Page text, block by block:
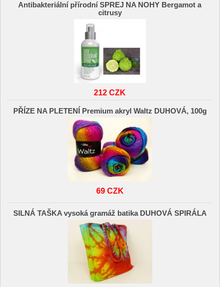
Antibakteriální přírodní SPREJ NA NOHY Bergamot a
citrusy
212 CZK
PŘÍZE NA PLETENÍ Premium akryl Waltz DUHOVÁ, 100g
69 CZK
SILNÁ TAŠKA vysoká gramáž batika DUHOVÁ SPIRÁLA